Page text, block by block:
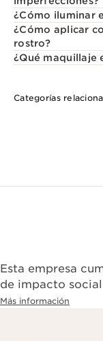
¿Cómo iluminar
¿Cómo aplicar
rostro?
¿Qué maquillaje
Categorías
Esta empresa
de impacto
Más información